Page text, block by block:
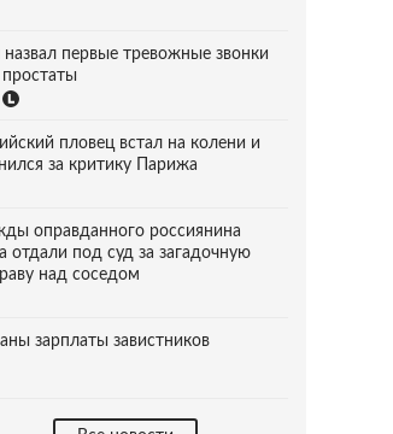
назвал первые тревожные звонки
простаты
пловец встал на колени и
за критику Парижа
оправданного россиянина
отдали под суд за загадочную
над соседом
зарплаты завистников